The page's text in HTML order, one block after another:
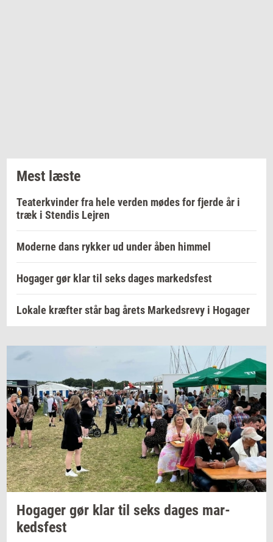
Mest læste
Teaterkvinder fra hele verden mødes for fjerde år i
træk i Stendis Lejren
Moderne dans rykker ud under åben himmel
Hogager gør klar til seks dages markedsfest
Lokale kræfter står bag årets Markedsrevy i Hogager
Ho­ga­ger gør klar til seks dages mar­
keds­fest